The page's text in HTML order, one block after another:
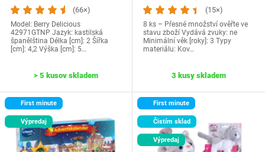
(66×)
Model: ‎Berry Delicious
42971GTNP Jazyk:‎ kastilská
španělština Délka [cm]: 2 Šířka
[cm]: 4,2 Výška [cm]: 5…
> 5 kusov skladem
(15×)
8 ks – Přesné množství ověřte ve
stavu zboží Vydává zvuky: ne
Minimální věk [roky]: 3 Typy
materiálu‎: Kov…
3 kusy skladem
First minute
Výpredaj
First minute
Čistím sklad
Výpredaj